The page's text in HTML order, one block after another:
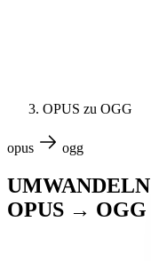
OPUS zu OGG
opus ogg
UMWANDELN
OPUS → OGG